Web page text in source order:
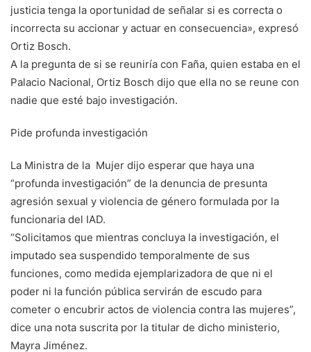
justicia tenga la oportunidad de señalar si es correcta o
incorrecta su accionar y actuar en consecuencia», expresó
Ortiz Bosch.
A la pregunta de si se reuniría con Faña, quien estaba en el
Palacio Nacional, Ortiz Bosch dijo que ella no se reune con
nadie que esté bajo investigación.
Pide profunda investigación
La Ministra de la Mujer dijo esperar que haya una
“profunda investigación” de la denuncia de presunta
agresión sexual y violencia de género formulada por la
funcionaria del IAD.
“Solicitamos que mientras concluya la investigación, el
imputado sea suspendido temporalmente de sus
funciones, como medida ejemplarizadora de que ni el
poder ni la función pública servirán de escudo para
cometer o encubrir actos de violencia contra las mujeres”,
dice una nota suscrita por la titular de dicho ministerio,
Mayra Jiménez.